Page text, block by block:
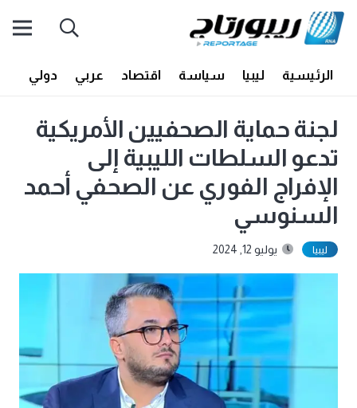
الرئيسية ليبيا سياسة اقتصاد عربي دولي
لجنة حماية الصحفيين الأمريكية
تدعو السلطات الليبية إلى
الإفراج الفوري عن الصحفي أحمد
السنوسي
ليبيا يوليو 12, 2024